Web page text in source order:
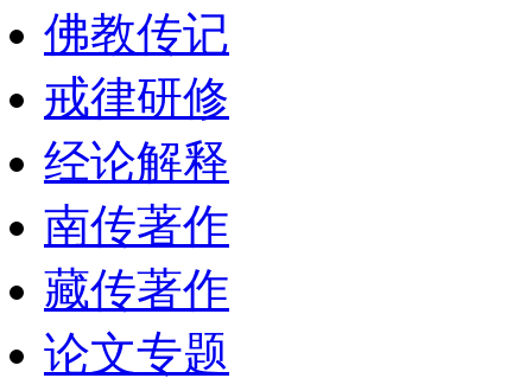
佛教传记
戒律研修
经论解释
南传著作
藏传著作
论文专题